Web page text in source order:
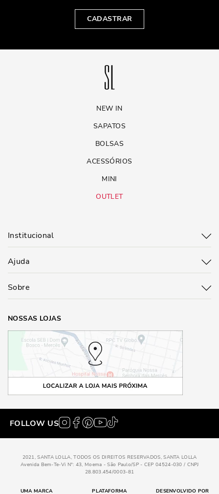
CADASTRAR
NEW IN
SAPATOS
BOLSAS
ACESSÓRIOS
MINI
OUTLET
Institucional
Ajuda
Sobre
NOSSAS LOJAS
FOLLOW US
2021, SANTA LOLLA, TODOS OS DIREITOS RESERVADOS, SANTA LOLLA
Avenida Bem-Te-Vi N°: 43, Moema - São Paulo/SP - CEP 04524-030 / CNPJ
28.803.454/0003-81
UMA MARCA PLATAFORMA DESENVOLVIDO POR